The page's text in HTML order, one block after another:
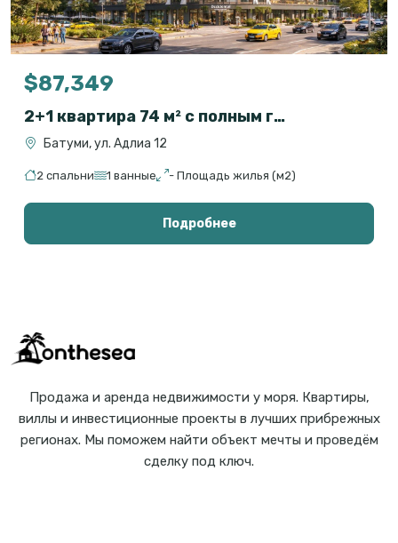
$87,349
2+1 квартира 74 м² с полным гостиничным сервисом в OXY Residence, Батуми
Батуми, ул. Адлиа 12
2 спальни 1 ванные - Площадь жилья (м2)
Подробнее
Продажа и аренда недвижимости у моря. Квартиры,
виллы и инвестиционные проекты в лучших прибрежных
регионах. Мы поможем найти объект мечты и проведём
сделку под ключ.